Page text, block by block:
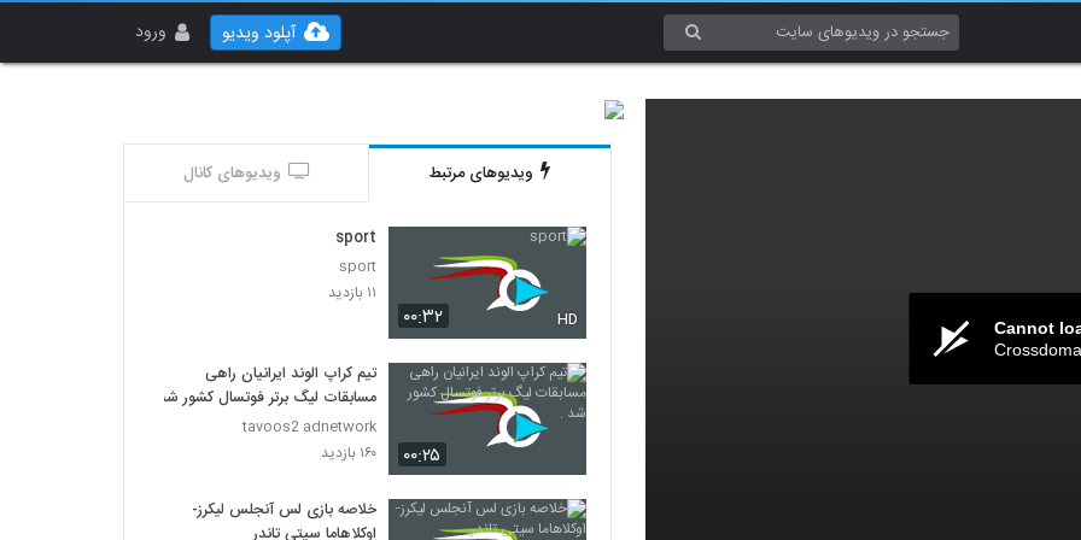
ورود آپلود ویدیو
Cannot
ویدیوهای مرتبط ویدیوهای کانال
۰۰:۳۲ HD
sport
sport
۱۱ بازدید
۰۰:۲۵
تیم کراپ الوند ایرانیان راهی
مسابقات لیگ برتر فوتسال کشور شد .
tavoos2 adnetwork
۱۶۰ بازدید
خلاصه بازی لس آنجلس لیکرز-
اوکلاهاما سیتی تاندر